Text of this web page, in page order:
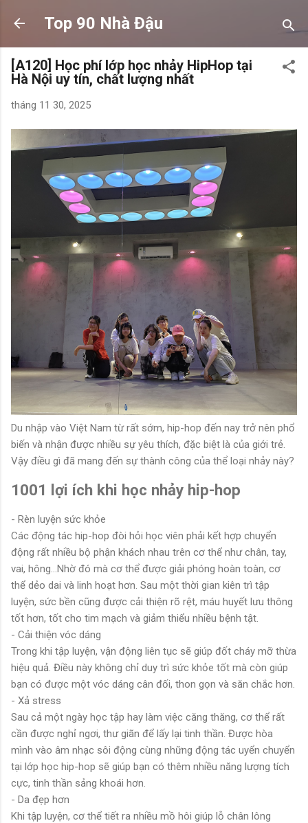
Chuyển đến nội dung chính
Top 90 Nhà Đậu
[A120] Học phí lớp học nhảy HipHop tại
Hà Nội uy tín, chất lượng nhất
tháng 11 30, 2025
Du nhập vào Việt Nam từ rất sớm, hip-hop đến nay trở nên phổ
biến và nhận được nhiều sự yêu thích, đặc biệt là của giới trẻ.
Vậy điều gì đã mang đến sự thành công của thể loại nhảy này?
1001 lợi ích khi học nhảy hip-hop
- Rèn luyện sức khỏe
Các động tác hip-hop đòi hỏi học viên phải kết hợp chuyển
động rất nhiều bộ phận khách nhau trên cơ thể như chân, tay,
vai, hông...Nhờ đó mà cơ thể được giải phóng hoàn toàn, cơ
thể dẻo dai và linh hoạt hơn. Sau một thời gian kiên trì tập
luyện, sức bền cũng được cải thiện rõ rệt, máu huyết lưu thông
tốt hơn, tốt cho tim mạch và giảm thiểu nhiều bệnh tật.
- Cải thiện vóc dáng
Trong khi tập luyện, vận động liên tục sẽ giúp đốt cháy mỡ thừa
hiệu quả. Điều này không chỉ duy trì sức khỏe tốt mà còn giúp
bạn có được một vóc dáng cân đối, thon gọn và săn chắc hơn.
- Xả stress
Sau cả một ngày học tập hay làm việc căng thăng, cơ thể rất
cần được nghỉ ngơi, thư giãn để lấy lại tinh thần. Được hòa
mình vào âm nhạc sôi động cùng những động tác uyển chuyển
tại lớp học hip-hop sẽ giúp bạn có thêm nhiều năng lượng tích
cực, tinh thần sảng khoái hơn.
- Da đẹp hơn
Khi tập luyện, cơ thể tiết ra nhiều mồ hôi giúp lỗ chân lông